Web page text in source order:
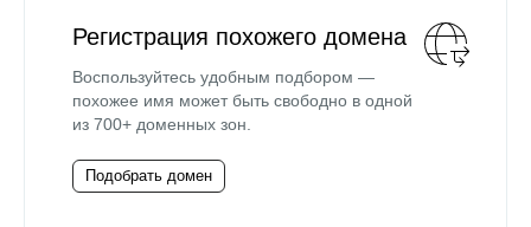
Регистрация похожего домена
Воспользуйтесь удобным подбором —
похожее имя может быть свободно в одной
из 700+ доменных зон.
Подобрать домен